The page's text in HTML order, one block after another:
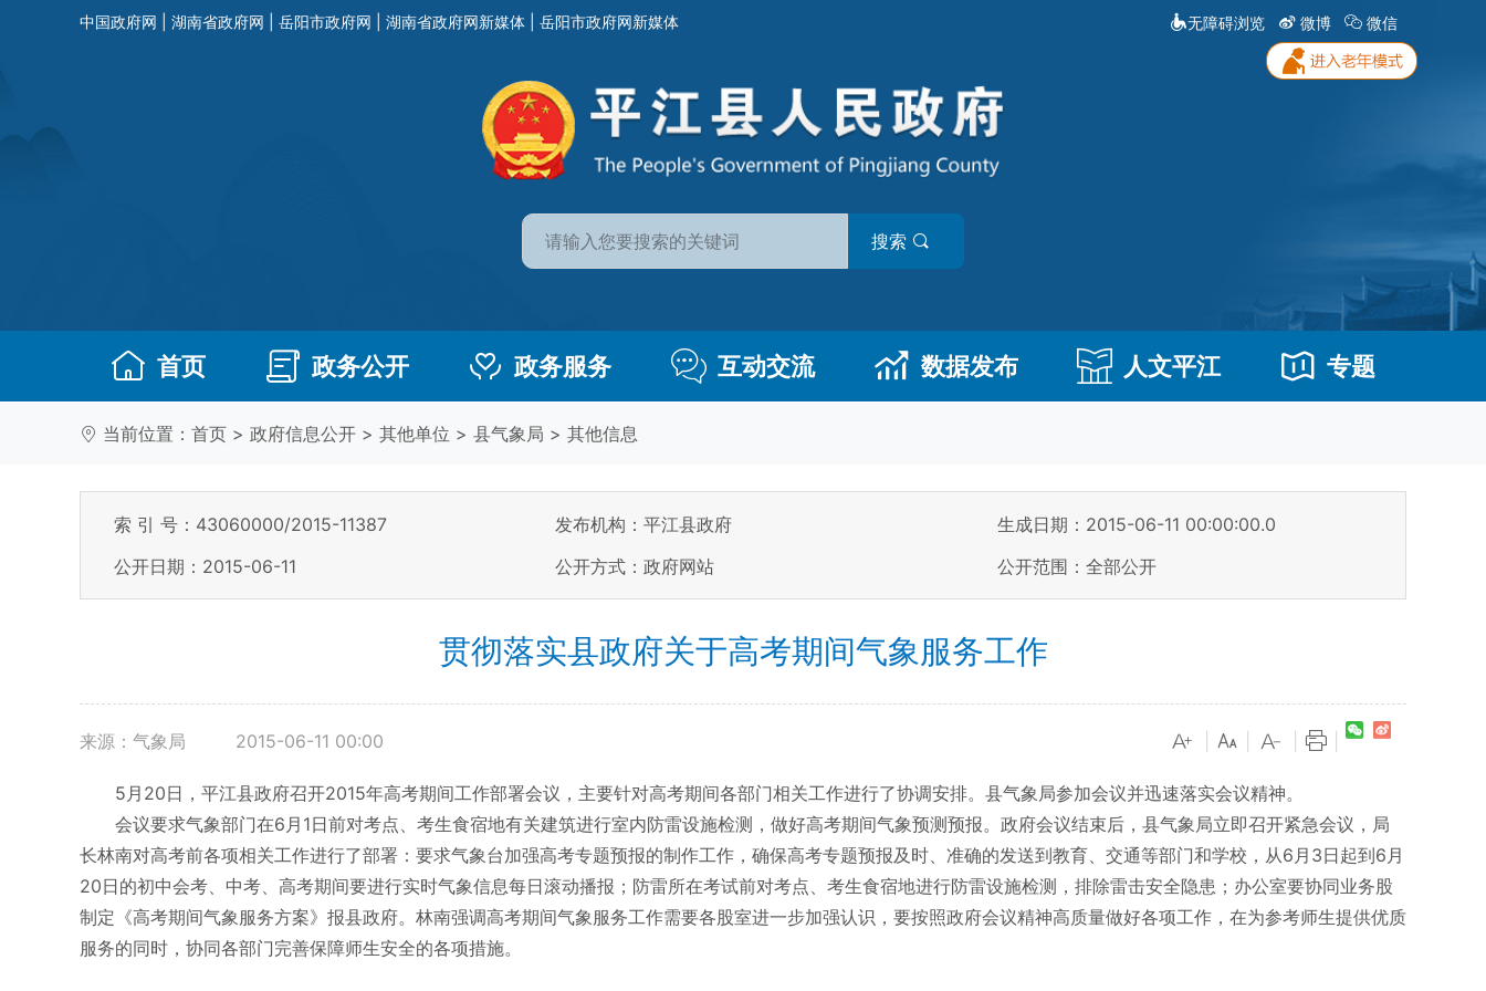
中国政府网 湖南省政府网 岳阳市政府网 湖南省政府网新媒体 岳阳市政府网新媒体 无障碍浏览 微博 微信
搜索
首页 政务公开 政务服务 互动交流 数据发布 人文平江 专题
当前位置： 首页 > 政府信息公开 > 其他单位 > 县气象局 > 其他信息
索 引 号：43060000/2015-11387 发布机构：平江县政府
生成日期：2015-06-11 00:00:00.0
公开日期：2015-06-11
公开方式：政府网站 公开范围：全部公开
贯彻落实县政府关于高考期间气象服务工作
来源：气象局 2015-06-11 00:00
5月20日，平江县政府召开2015年高考期间工作部署会议，主要针对高考期间各部门相关工作进行了协调安排。县气象局参加会议并迅速落实会议精神。
会议要求气象部门在6月1日前对考点、考生食宿地有关建筑进行室内防雷设施检测，做好高考期间气象预测预报。政府会议结束后，县气象局立即召开紧急会议，局
长林南对高考前各项相关工作进行了部署：要求气象台加强高考专题预报的制作工作，确保高考专题预报及时、准确的发送到教育、交通等部门和学校，从6月3日起到6月
20日的初中会考、中考、高考期间要进行实时气象信息每日滚动播报；防雷所在考试前对考点、考生食宿地进行防雷设施检测，排除雷击安全隐患；办公室要协同业务股
制定《高考期间气象服务方案》报县政府。林南强调高考期间气象服务工作需要各股室进一步加强认识，要按照政府会议精神高质量做好各项工作，在为参考师生提供优质
服务的同时，协同各部门完善保障师生安全的各项措施。